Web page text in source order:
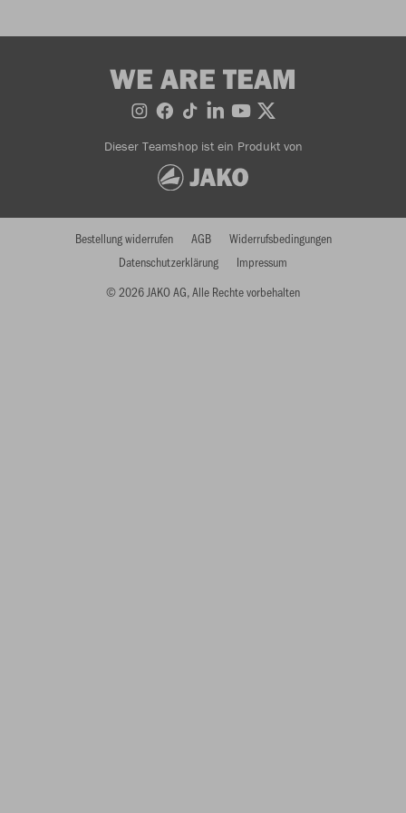
WE ARE TEAM
Dieser Teamshop ist ein Produkt von
© 2026 JAKO AG, Alle Rechte vorbehalten
Bestellung widerrufen AGB
Widerrufsbedingungen
Datenschutzerklärung
Impressum